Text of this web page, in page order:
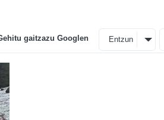
gaitzazu Googlen Entzun